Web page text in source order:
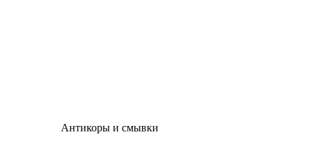
Антикоры и смывки